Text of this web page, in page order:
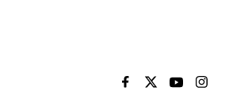
EL PAÍS BRASIL EN
EL PAÍSEL PAÍS
EL